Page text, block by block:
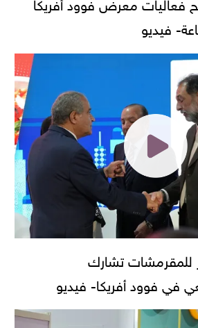
فيديو
للمقرمشات تشارك
في فوود أفريكا- فيديو